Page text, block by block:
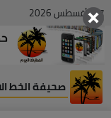
07 , أغسطس 2026
صحيفة الخط